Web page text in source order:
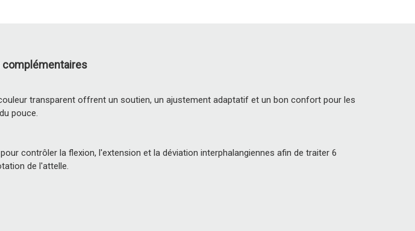
transparent offrent un soutien, un ajustement adaptatif et un bon confort pour les
pouce.
contrôler la flexion, l'extension et la déviation interphalangiennes afin de traiter 6
de l'attelle.